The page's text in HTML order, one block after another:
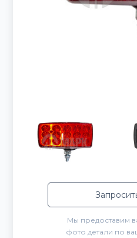
Мы предоставим
фото детали по